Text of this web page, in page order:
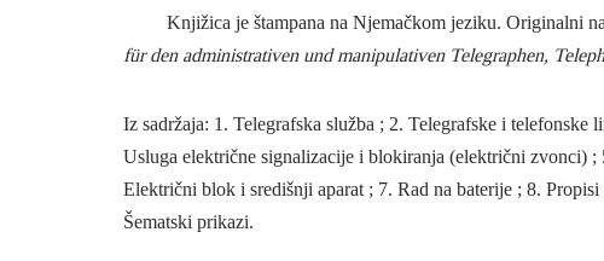
Knjižica je štampana na Njemačkom jeziku. Originalni
für den administrativen und manipulativen Telegraphen,
Iz sadržaja: 1. Telegrafska služba ; 2. Telegrafske i
Usluga električne signalizacije i blokiranja (električni zvonci)
Električni blok i središnji aparat ; 7. Rad na baterije ; 8.
Šematski prikazi.